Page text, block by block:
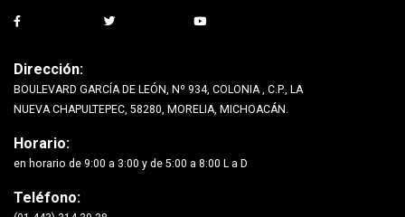
Dirección:
BOULEVARD GARCÍA DE LEÓN, Nº 934, COLONIA , C.P., LA
NUEVA CHAPULTEPEC, 58280, MORELIA, MICHOACÁN.
Horario:
en horario de 9:00 a 3:00 y de 5:00 a 8:00 L a D
Teléfono: